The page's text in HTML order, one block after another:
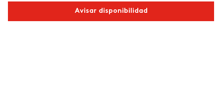
Avisar disponibilidad